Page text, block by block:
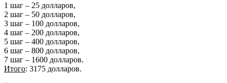
1 шаг – 25 долларов,
2 шаг – 50 долларов,
3 шаг – 100 долларов,
4 шаг – 200 долларов,
5 шаг – 400 долларов,
6 шаг – 800 долларов,
7 шаг – 1600 долларов.
Итого: 3175 долларов.